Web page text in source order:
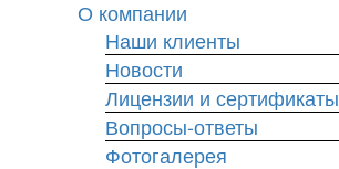
О компании
Наши клиенты
Новости
Лицензии и сертификаты
Вопросы-ответы
Фотогалерея